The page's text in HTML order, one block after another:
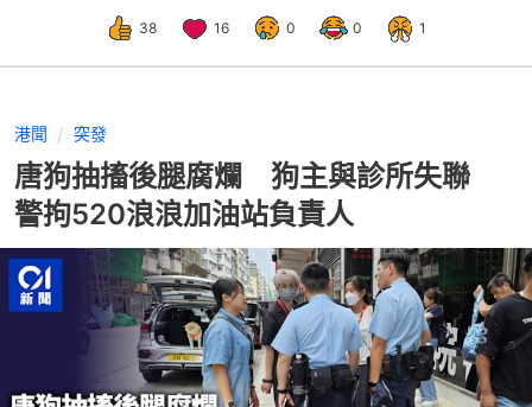
38 16 0 0 1
港聞 突發
唐狗抽搐後腿腐爛 狗主與診所失聯
警拘520浪浪加油站負責人